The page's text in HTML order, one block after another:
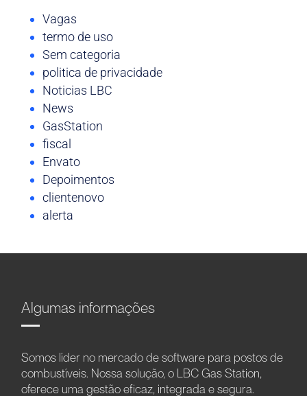
Vagas
termo de uso
Sem categoria
politica de privacidade
Noticias LBC
News
GasStation
fiscal
Envato
Depoimentos
clientenovo
alerta
Algumas informações
Somos líder no mercado de software para postos de
combustíveis. Nossa solução, o LBC Gas Station,
oferece uma gestão eficaz, integrada e segura.